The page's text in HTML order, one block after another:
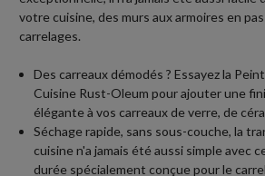
votre cuisine, des murs aux armoires en
carrelages.
Des carreaux démodés ? Essayez la
Cuisine Rust-Oleum pour ajouter une
élégante à vos carreaux de verre, de
Séchage rapide, sans sous-couche, la
cuisine n'a jamais été aussi simple avec
durée spécialement conçue pour le